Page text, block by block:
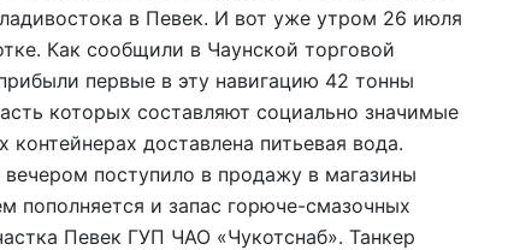
в Певек. И вот уже утром 26 июля
Как сообщили в Чаунской торговой
первые в эту навигацию 42 тонны
которых составляют социально значимые
доставлена питьевая вода.
поступило в продажу в магазины
пополняется и запас горюче-смазочных
Певек ГУП ЧАО «Чукотснаб». Танкер